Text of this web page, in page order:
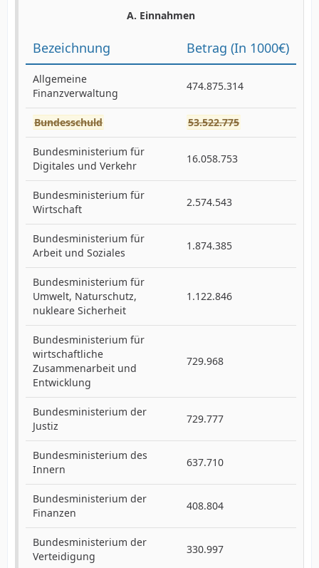
A. Einnahmen
Bezeichnung Betrag (In 1000€)
Allgemeine
Finanzverwaltung
474.875.314
Bundesschuld 53.522.775
Bundesministerium für
Digitales und Verkehr
16.058.753
Bundesministerium für
Wirtschaft
2.574.543
Bundesministerium für
Arbeit und Soziales
1.874.385
Bundesministerium für
Umwelt, Naturschutz,
nukleare Sicherheit
1.122.846
Bundesministerium für
wirtschaftliche
Zusammenarbeit und
Entwicklung
729.968
Bundesministerium der
Justiz
729.777
Bundesministerium des
Innern
637.710
Bundesministerium der
Finanzen
408.804
Bundesministerium der
Verteidigung
330.997